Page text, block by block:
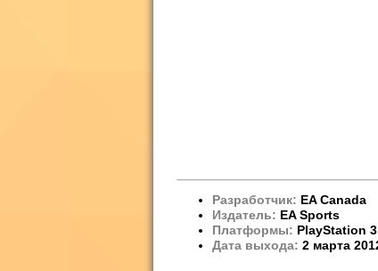
Разработчик: EA Canada
Издатель: EA Sports
Платформы: PlayStation
Дата выхода: 2 марта